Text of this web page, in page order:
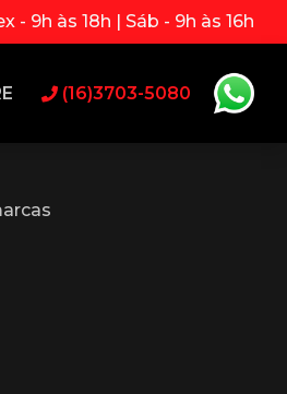
- 9h às 18h | Sáb - 9h às 16h
(16)3703-5080